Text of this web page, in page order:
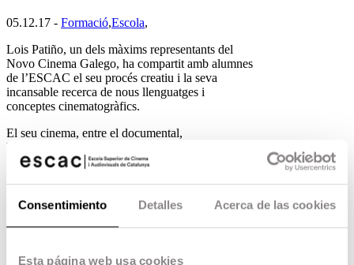
Consentimiento Detalles Acerca de las cookies
Esta página web usa cookies
05.12.17 - Formació,Escola,
Lois Patiño, un dels màxims representants del
Novo Cinema Galego, ha compartit amb alumnes
de l’ESCAC el seu procés creatiu i la seva
incansable recerca de nous llenguatges i
conceptes cinematogràfics.
El seu cinema, entre el documental,
l’experimental, les videoinstal·lacions i el diari
filmat, és veritablement estimulant i suggestiu. Es
Els seus paisatges, gairebé sempre en un gran pla
distanciament amb una sensibilitat cap al quadre
casual venint de família de pintors. El seu cinema